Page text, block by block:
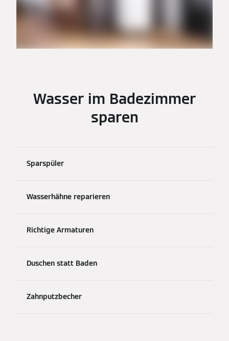
Wasser im Badezimmer
sparen
Sparspüler
Wasserhähne reparieren
Richtige Armaturen
Duschen statt Baden
Zahnputzbecher